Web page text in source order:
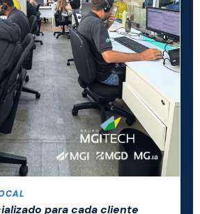
para cada cliente